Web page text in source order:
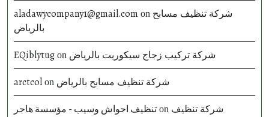
aladawycompany1@gmail.com on شركة تنظيف مسابح
بالرياض
EQiblytug on شركة تركيب زجاج سيكوريت بالرياض
arctcol on شركة تنظيف مسابح بالرياض
تنظيف احواش وسيب - مؤسسة هاجر on شركة تنظيف